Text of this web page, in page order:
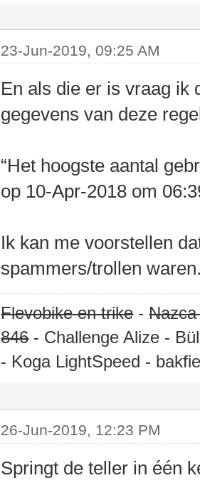
23-Jun-2019, 09:25 AM
En als die er is vraag ik
gegevens van deze
“Het hoogste aantal
op 10-Apr-2018 om
Ik kan me voorstellen
spammers/trollen
Flevobike en trike-
846- Challenge Alize -
- Koga LightSpeed -
26-Jun-2019, 12:23 PM
Springt de teller in één